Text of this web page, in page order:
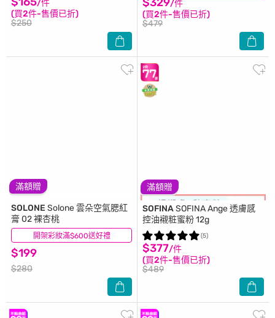
/件
(買2件-售價已折)
$250
$329/件
(買2件-售價已折)
$479
滿額贈
開架彩妝滿$600送好禮
SOLONE Solone 雲朵空氣腮紅
膏 02 裸杏桃
$199
$280
(30)
滿額贈
SOFINASOFINA Ange 透膚感
控油襯粧蜜粉 12g
$377/件
(買2件-售價已折)
$489
(5)